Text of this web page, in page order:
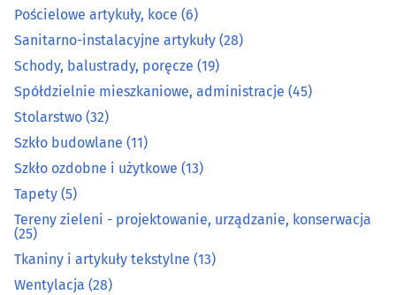
Meble biurowe(13)
Meble dziecięce i młodzieżowe(11)
Meble kuchenne
Meble na wymiar (54)
Obrazy, ramy
Ogrodnicze artykuły i sprzęt
Ogrzewanie i techniki grzewcze
Pościelowe artykuły, koce (6)
Sanitarno-instalacyjne artykuły (28)
Schody, balustrady, poręcze (19)
Spółdzielnie mieszkaniowe, administracje (45)
Stolarstwo (32)
Szkło budowlane (11)
Szkło ozdobne i użytkowe (13)
Tapety (5)
Tereny zieleni - projektowanie, urządzanie, konserwacja
(25)
Tkaniny i artykuły tekstylne (13)
Wentylacja (28)